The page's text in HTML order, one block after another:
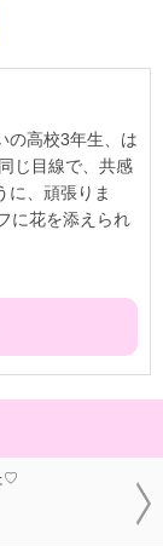
の高校3年生、は
じ目線で、共感
に、頑張りま
に花を添えられ
♡